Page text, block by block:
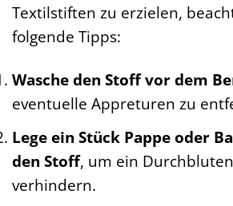
Textilstiften zu erzielen,
folgende Tipps:
Wasche den Stoff vor dem
eventuelle Appreturen zu
Lege ein Stück Pappe oder
den Stoff, um ein
verhindern.